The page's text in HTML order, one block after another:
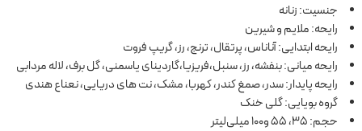
جنسیت: زنانه
رایحه: ملایم و شیرین
رایحه ابتدایی: آناناس، پرتقال، ترنج، رز، گریپ فروت
رایحه میانی: بنفشه، رز، سنبل،فریزیا،گاردینای یاسمنی، گل برف، لاله مردابی
رایحه پایدار: سدر، صمغ کندر، کهربا، مشک، نت های دریایی، نعناع هندی
گروه بویایی: گلی خنک
حجم: 35، 55 و100 میلی‌لیتر